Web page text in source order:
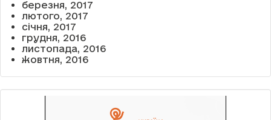
березня, 2017
лютого, 2017
січня, 2017
грудня, 2016
листопада, 2016
жовтня, 2016